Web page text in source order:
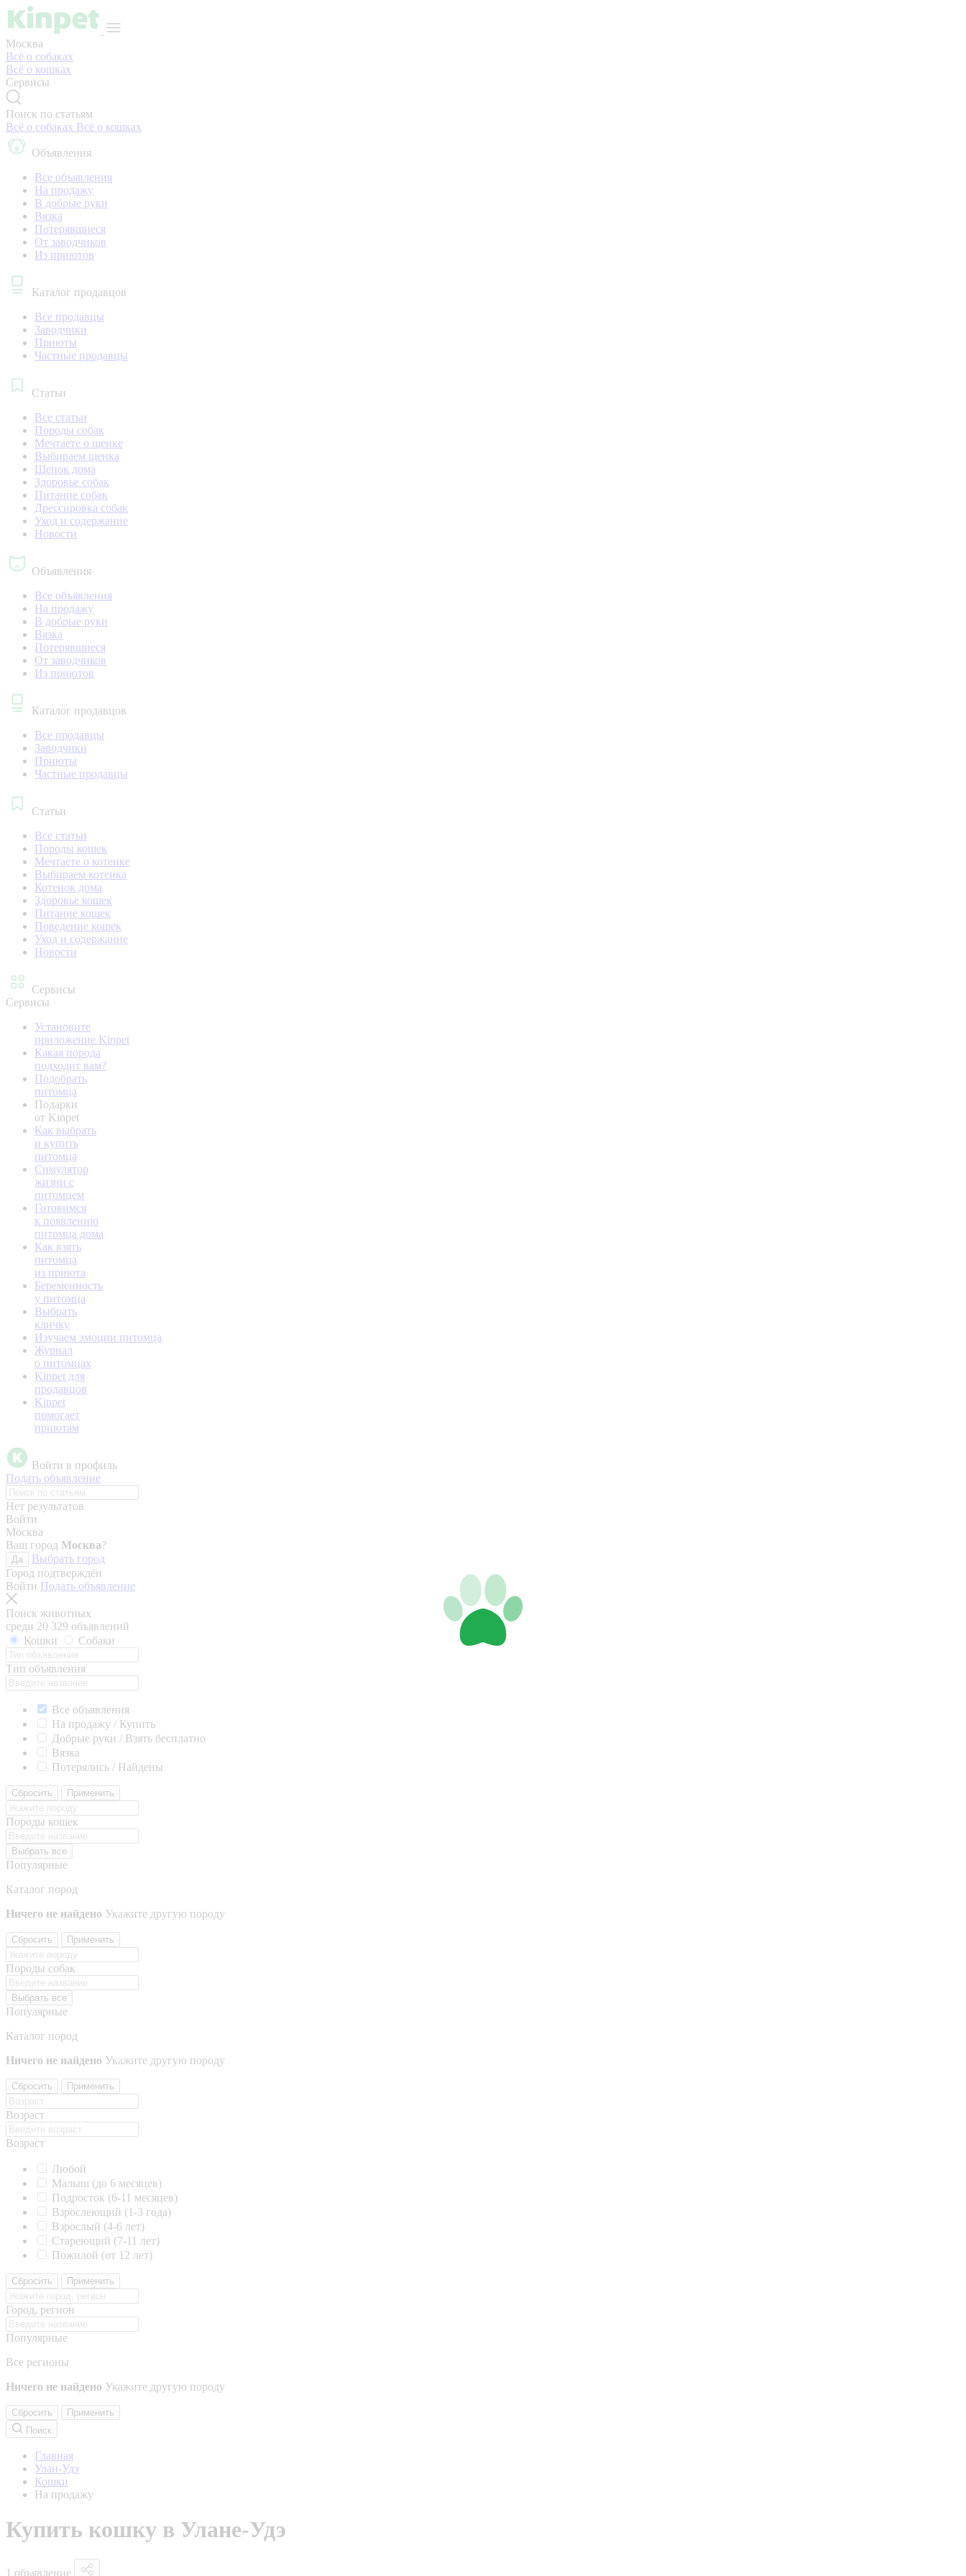
Москва
Всё о собаках
Всё о кошках
Сервисы
Поиск по статьям
Всё о собаках Всё о кошках
Объявления
Все объявления
На продажу
В добрые руки
Вязка
Потерявшиеся
От заводчиков
Из приютов
Каталог продавцов
Все продавцы
Заводчики
Приюты
Частные продавцы
Статьи
Все статьи
Породы собак
Мечтаете о щенке
Выбираем щенка
Щенок дома
Здоровье собак
Питание собак
Дрессировка собак
Уход и содержание
Новости
Объявления
Все объявления
На продажу
В добрые руки
Вязка
Потерявшиеся
От заводчиков
Из приютов
Каталог продавцов
Все продавцы
Заводчики
Приюты
Частные продавцы
Статьи
Все статьи
Породы кошек
Мечтаете о котенке
Выбираем котенка
Котенок дома
Здоровье кошек
Питание кошек
Поведение кошек
Уход и содержание
Новости
Сервисы
Сервисы
Установите
приложение Kinpet
Какая порода
подходит вам?
Подобрать
питомца
Подарки
от Kinpet
Как выбрать
и купить
питомца
Симулятор
жизни с
питомцем
Готовимся
к появлению
питомца дома
Как взять
питомца
из приюта
Беременность
у питомца
Выбрать
кличку
Изучаем эмоции питомца
Журнал
о питомцах
Kinpet для
продавцов
Kinpet
помогает
приютам
Войти в профиль
Подать объявление
Нет результатов
Войти
Москва
Ваш город Москва?
Да
Выбрать город
Город подтверждён
Войти Подать объявление
Поиск животных
среди 20 329 объявлений
Кошки
Собаки
Тип объявления
Все объявления
На продажу / Купить
Добрые руки / Взять бесплатно
Вязка
Потерялись / Найдены
Сбросить Применить
Породы кошек
Выбрать все
Популярные
Каталог пород
Ничего не найдено Укажите другую породу
Сбросить Применить
Породы собак
Выбрать все
Популярные
Каталог пород
Ничего не найдено Укажите другую породу
Сбросить Применить
Возраст
Возраст
Любой
Малыш (до 6 месяцев)
Подросток (6-11 месяцев)
Взрослеющий (1-3 года)
Взрослый (4-6 лет)
Стареющий (7-11 лет)
Пожилой (от 12 лет)
Сбросить Применить
Город, регион
Популярные
Все регионы
Ничего не найдено Укажите другую породу
Сбросить
Применить
Поиск
Главная
Улан-Удэ
Кошки
На продажу
Купить кошку в Улане-Удэ
1 объявление